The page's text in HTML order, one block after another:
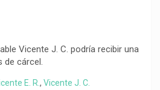
Vicente J. C. podría recibir una
de cárcel.
E. R. , Vicente J. C.